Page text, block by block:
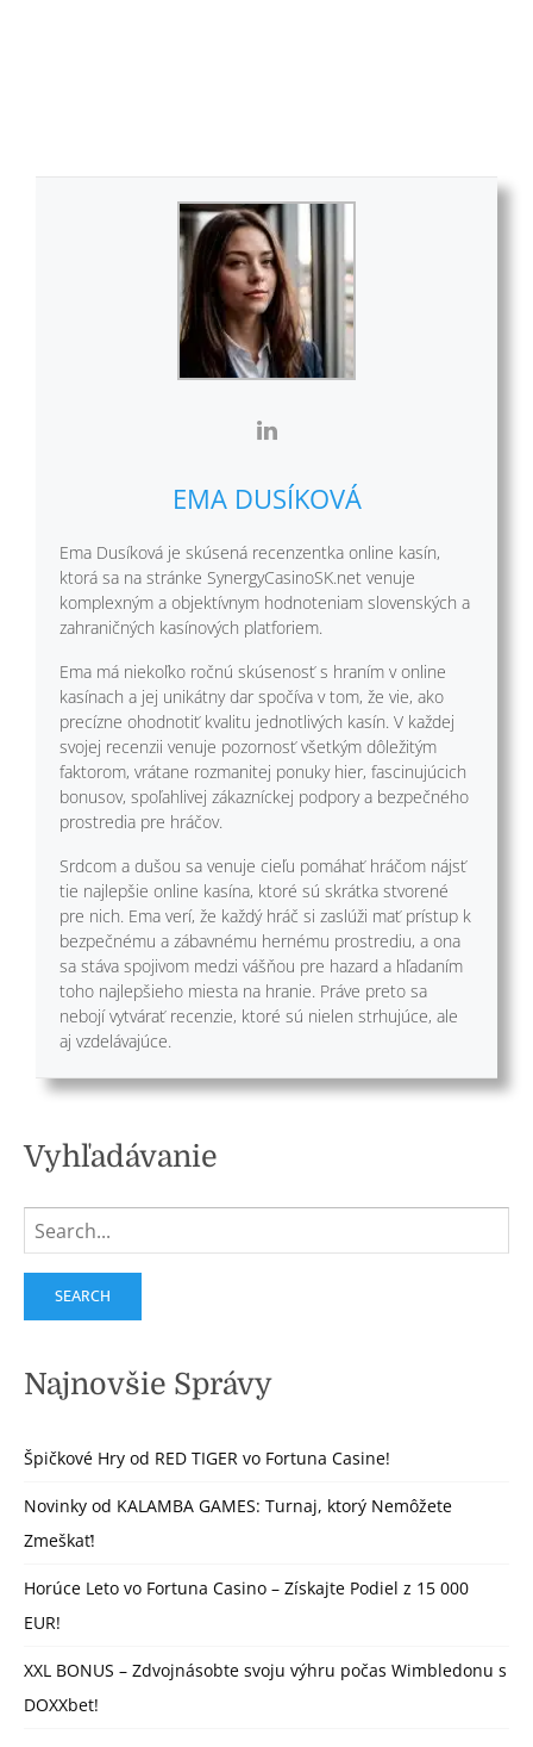
EMA DUSÍKOVÁ
Ema Dusíková je skúsená recenzentka online kasín,
ktorá sa na stránke SynergyCasinoSK.net venuje
komplexným a objektívnym hodnoteniam slovenských a
zahraničných kasínových platforiem.
Ema má niekoľko ročnú skúsenosť s hraním v online
kasínach a jej unikátny dar spočíva v tom, že vie, ako
precízne ohodnotiť kvalitu jednotlivých kasín. V každej
svojej recenzii venuje pozornosť všetkým dôležitým
faktorom, vrátane rozmanitej ponuky hier, fascinujúcich
bonusov, spoľahlivej zákazníckej podpory a bezpečného
prostredia pre hráčov.
Srdcom a dušou sa venuje cieľu pomáhať hráčom nájsť
tie najlepšie online kasína, ktoré sú skrátka stvorené
pre nich. Ema verí, že každý hráč si zaslúži mať prístup k
bezpečnému a zábavnému hernému prostrediu, a ona
sa stáva spojivom medzi vášňou pre hazard a hľadaním
toho najlepšieho miesta na hranie. Práve preto sa
nebojí vytvárať recenzie, ktoré sú nielen strhujúce, ale
aj vzdelávajúce.
Vyhľadávanie
Search
for:
Najnovšie Správy
Špičkové Hry od RED TIGER vo Fortuna Casine!
Novinky od KALAMBA GAMES: Turnaj, ktorý Nemôžete
Zmeškať!
Horúce Leto vo Fortuna Casino – Získajte Podiel z 15 000
EUR!
XXL BONUS – Zdvojnásobte svoju výhru počas Wimbledonu s
DOXXbet!